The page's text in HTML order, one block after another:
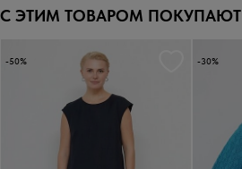
С ЭТИМ ТОВАРОМ ПОКУПАЮТ
-50% -30%